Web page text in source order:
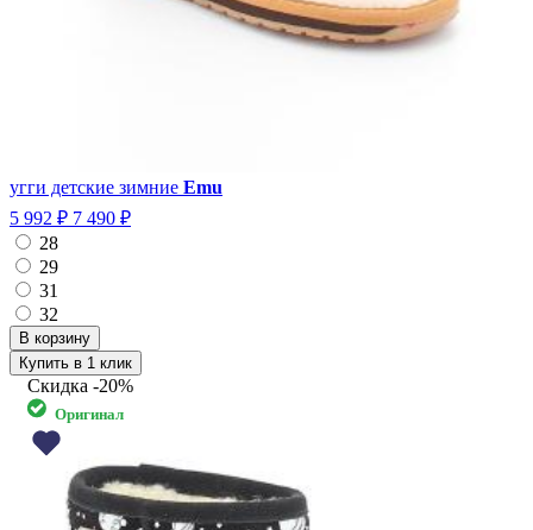
угги детские зимние Emu
5 992 ₽ 7 490 ₽
28
29
31
32
Купить в 1 клик
Скидка -20%
Оригинал